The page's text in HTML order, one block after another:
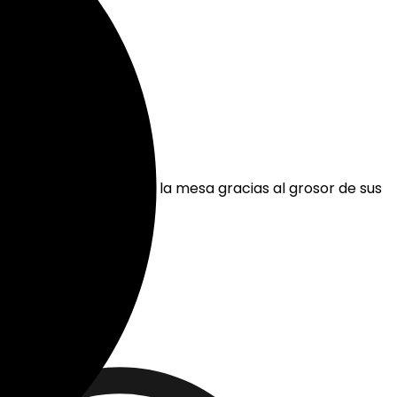
vertical sobre la mesa gracias al grosor de sus